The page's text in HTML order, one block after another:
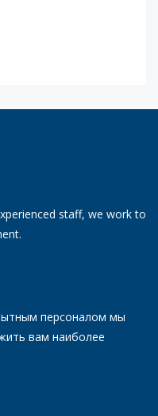
staff, we work to
персоналом мы
вам наиболее